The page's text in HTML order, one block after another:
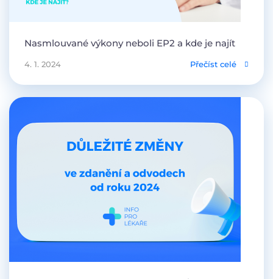
Nasmlouvané výkony neboli EP2 a kde je najít
4. 1. 2024 Přečíst celé